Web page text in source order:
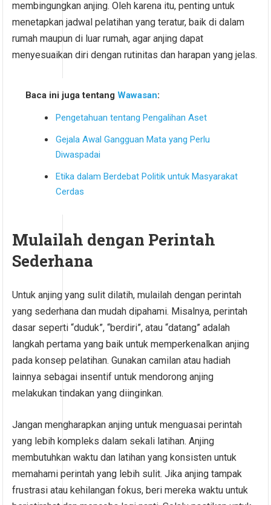
membingungkan anjing. Oleh karena itu, penting untuk
menetapkan jadwal pelatihan yang teratur, baik di dalam
rumah maupun di luar rumah, agar anjing dapat
menyesuaikan diri dengan rutinitas dan harapan yang jelas.
Baca ini juga tentangWawasan:
Pengetahuan tentang Pengalihan Aset
Gejala Awal Gangguan Mata yang Perlu
Diwaspadai
Etika dalam Berdebat Politik untuk Masyarakat
Cerdas
Mulailah dengan Perintah
Sederhana
Untuk anjing yang sulit dilatih, mulailah dengan perintah
yang sederhana dan mudah dipahami. Misalnya, perintah
dasar seperti “duduk”, “berdiri”, atau “datang” adalah
langkah pertama yang baik untuk memperkenalkan anjing
pada konsep pelatihan. Gunakan camilan atau hadiah
lainnya sebagai insentif untuk mendorong anjing
melakukan tindakan yang diinginkan.
Jangan mengharapkan anjing untuk menguasai perintah
yang lebih kompleks dalam sekali latihan. Anjing
membutuhkan waktu dan latihan yang konsisten untuk
memahami perintah yang lebih sulit. Jika anjing tampak
frustrasi atau kehilangan fokus, beri mereka waktu untuk